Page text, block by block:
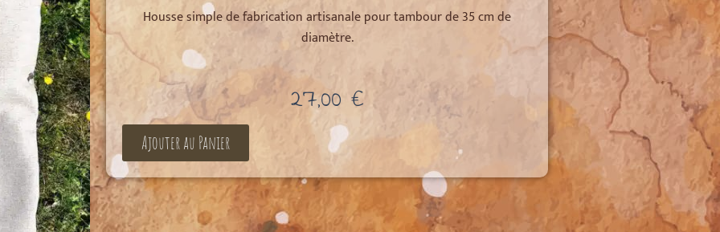
Housse simple de fabrication artisanale pour tambour de 35 cm de
diamètre.
27,00 €
Ajouter au Panier